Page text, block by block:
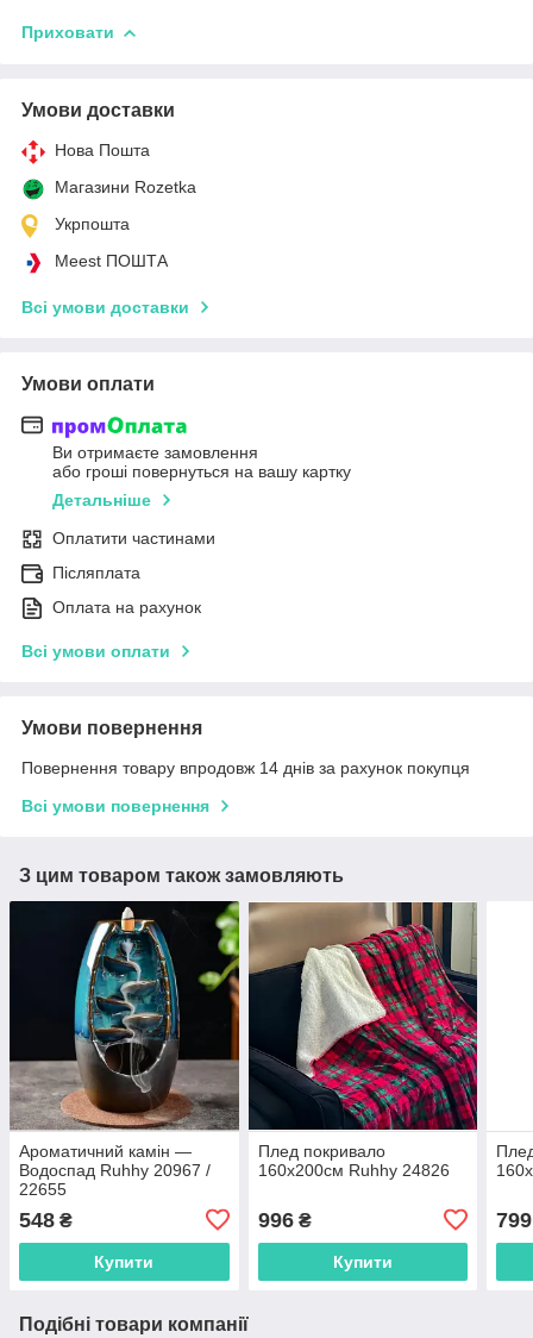
Приховати
Умови доставки
Нова Пошта
Магазини Rozetka
Укрпошта
Meest ПОШТА
Всі умови доставки
Умови оплати
Ви отримаєте замовлення
або гроші повернуться на вашу картку
Детальніше
Оплатити частинами
Післяплата
Оплата на рахунок
Всі умови оплати
Умови повернення
Повернення товару впродовж 14 днів за рахунок покупця
Всі умови повернення
З цим товаром також замовляють
Ароматичний камін —
Водоспад Ruhhy 20967 /
22655
548 ₴
Купити
Плед покривало
160x200см Ruhhy 24826
996₴
Купити
799
Подібні товари компанії